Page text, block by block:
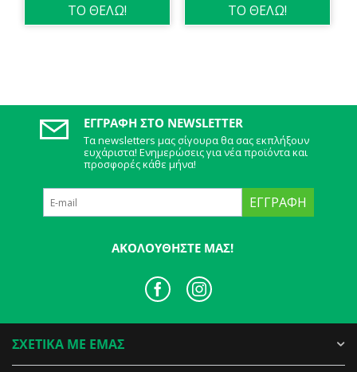
ΤΟ ΘΕΛΩ! ΤΟ ΘΕΛΩ!
ΕΓΓΡΑΦΉ ΣΤΟ NEWSLETTER
Τα newsletters μας σίγουρα θα σας εκπλήξουν
ευχάριστα! Ενημερώσεις για νέα προϊόντα και
προσφορές κάθε μήνα!
ΕΓΓΡΑΦΉ
ΑΚΟΛΟΥΘΉΣΤΕ ΜΑΣ!
ΣΧΕΤΙΚΑ ΜΕ ΕΜΑΣ